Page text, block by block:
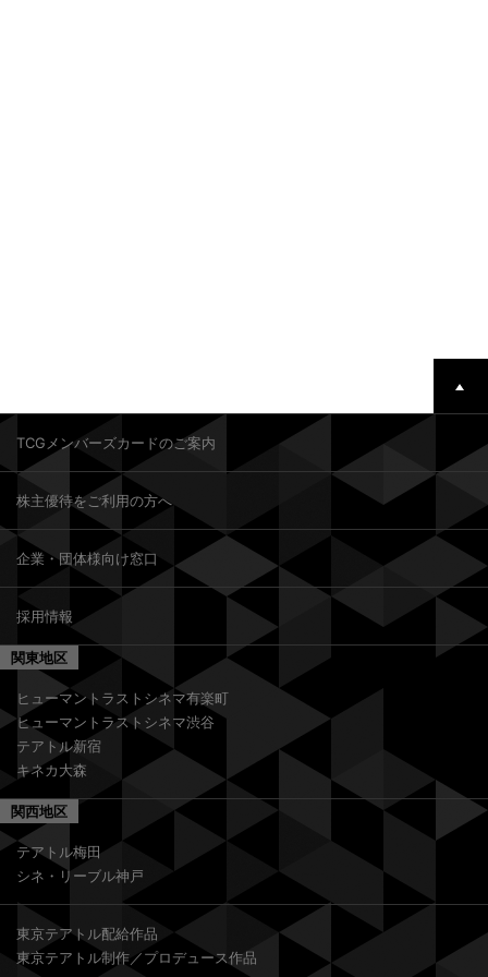
TCGメンバーズカードのご案内
株主優待をご利用の方へ
企業・団体様向け窓口
採用情報
関東地区
ヒューマントラストシネマ有楽町
ヒューマントラストシネマ渋谷
テアトル新宿
キネカ大森
関西地区
テアトル梅田
シネ・リーブル神戸
東京テアトル配給作品
東京テアトル制作／プロデュース作品